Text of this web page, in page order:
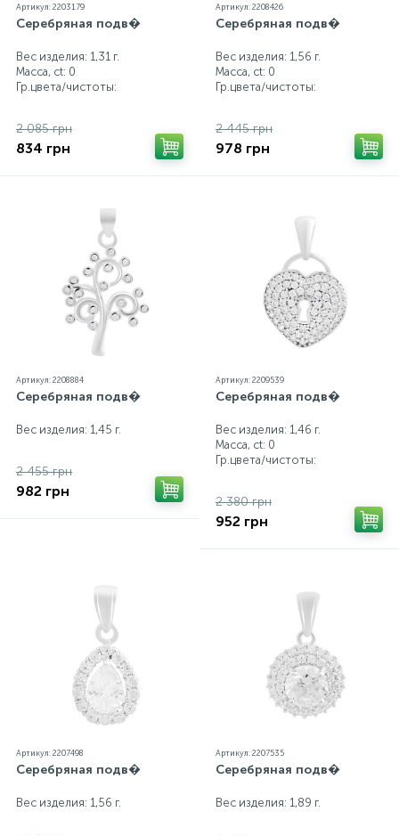
Артикул: 2203179
Серебряная подв�
Вес изделия: 1,31 г.
Масса, ct: 0
Гр.цвета/чистоты:
2 085 грн
834 грн
Артикул: 2208426
Серебряная подв�
Вес изделия: 1,56 г.
Масса, ct: 0
Гр.цвета/чистоты:
2 445 грн
978 грн
Артикул: 2208884
Серебряная подв�
Вес изделия: 1,45 г.
2 455 грн
982 грн
Артикул: 2209539
Серебряная подв�
Вес изделия: 1,46 г.
Масса, ct: 0
Гр.цвета/чистоты:
2 380 грн
952 грн
Артикул: 2207498
Серебряная подв�
Вес изделия: 1,56 г.
Артикул: 2207535
Серебряная подв�
Вес изделия: 1,89 г.